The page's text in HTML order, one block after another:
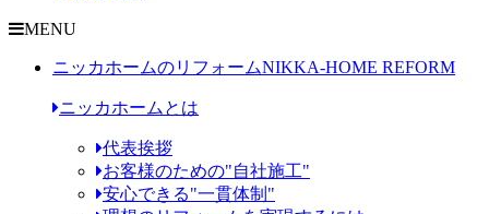
MENU
ニッカホームのリフォームNIKKA-HOME REFORM
ニッカホームとは
代表挨拶
お客様のための"自社施工"
安心できる"一貫体制"